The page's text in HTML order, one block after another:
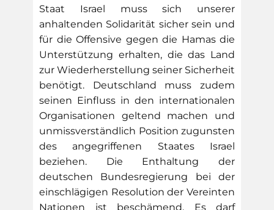
Staat Israel muss sich unserer
anhaltenden Solidarität sicher sein und
für die Offensive gegen die Hamas die
Unterstützung erhalten, die das Land
zur Wiederherstellung seiner Sicherheit
benötigt. Deutschland muss zudem
seinen Einfluss in den internationalen
Organisationen geltend machen und
unmissverständlich Position zugunsten
des angegriffenen Staates Israel
beziehen. Die Enthaltung der
deutschen Bundesregierung bei der
einschlägigen Resolution der Vereinten
Nationen ist beschämend. Es darf